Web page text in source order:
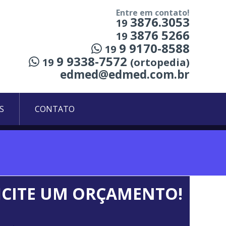
Entre em contato!
19 3876.3053
19 3876 5266
19 9 9170-8588
19 9 9338-7572 (ortopedia)
edmed@edmed.com.br
CONTATO
UM ORÇAMENTO!